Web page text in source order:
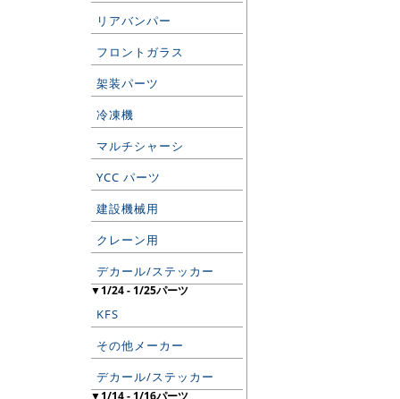
リアバンパー
フロントガラス
架装パーツ
冷凍機
マルチシャーシ
YCC パーツ
建設機械用
クレーン用
デカール/ステッカー
▼1/24 - 1/25パーツ
KFS
その他メーカー
デカール/ステッカー
▼1/14 - 1/16パーツ